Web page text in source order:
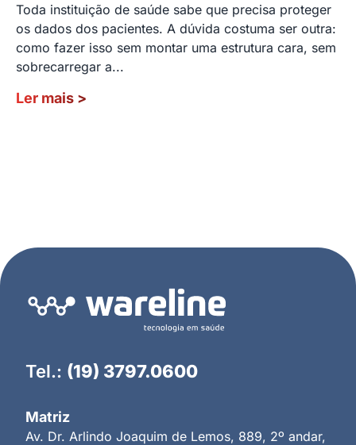
Toda instituição de saúde sabe que precisa proteger
os dados dos pacientes. A dúvida costuma ser outra:
como fazer isso sem montar uma estrutura cara, sem
sobrecarregar a...
Ler mais >
Tel.: (19) 3797.0600
Matriz
Av. Dr. Arlindo Joaquim de Lemos, 889, 2º andar,